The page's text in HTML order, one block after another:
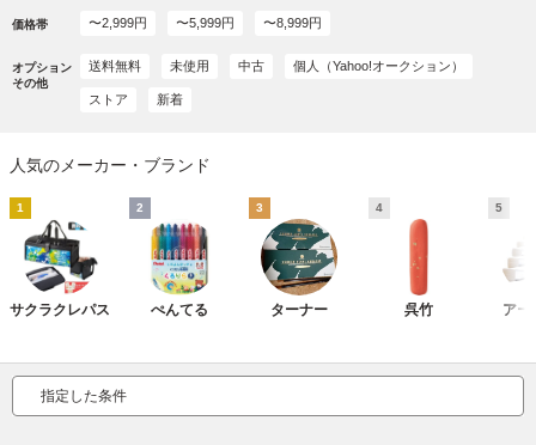
価格帯 〜2,999円 〜5,999円 〜8,999円
オプション
その他
送料無料 未使用 中古 個人（Yahoo!オークション）
ストア 新着
人気のメーカー・ブランド
1
サクラクレパス
2
ぺんてる
3
ターナー
4
呉竹
5
アー
指定した条件